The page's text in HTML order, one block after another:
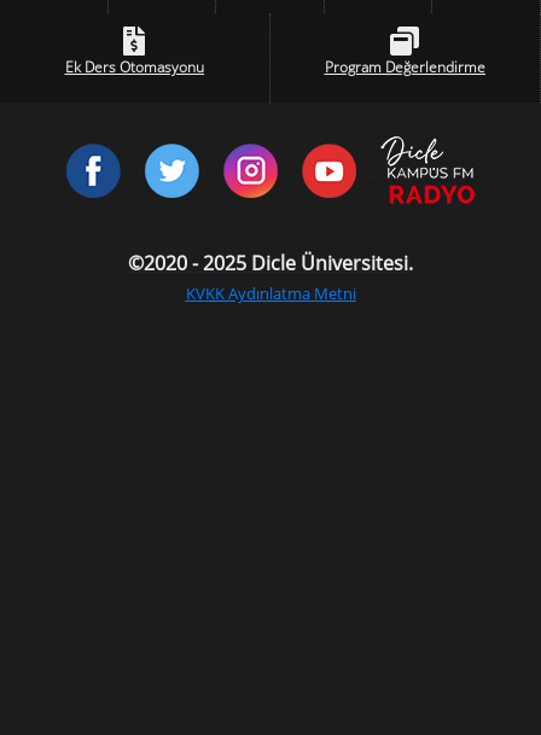
Ek Ders Otomasyonu Program Değerlendirme
©2020 - 2025 Dicle Üniversitesi.
KVKK Aydınlatma Metni